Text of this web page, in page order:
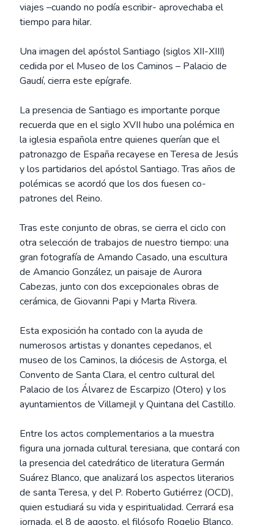
viajes –cuando no podía escribir- aprovechaba el
tiempo para hilar.
Una imagen del apóstol Santiago (siglos XII-XIII)
cedida por el Museo de los Caminos – Palacio de
Gaudí, cierra este epígrafe.
La presencia de Santiago es importante porque
recuerda que en el siglo XVII hubo una polémica en
la iglesia española entre quienes querían que el
patronazgo de España recayese en Teresa de Jesús
y los partidarios del apóstol Santiago. Tras años de
polémicas se acordó que los dos fuesen co-
patrones del Reino.
Tras este conjunto de obras, se cierra el ciclo con
otra selección de trabajos de nuestro tiempo: una
gran fotografía de Amando Casado, una escultura
de Amancio González, un paisaje de Aurora
Cabezas, junto con dos excepcionales obras de
cerámica, de Giovanni Papi y Marta Rivera.
Esta exposición ha contado con la ayuda de
numerosos artistas y donantes cepedanos, el
museo de los Caminos, la diócesis de Astorga, el
Convento de Santa Clara, el centro cultural del
Palacio de los Álvarez de Escarpizo (Otero) y los
ayuntamientos de Villamejil y Quintana del Castillo.
Entre los actos complementarios a la muestra
figura una jornada cultural teresiana, que contará con
la presencia del catedrático de literatura Germán
Suárez Blanco, que analizará los aspectos literarios
de santa Teresa, y del P. Roberto Gutiérrez (OCD),
quien estudiará su vida y espiritualidad. Cerrará esa
jornada, el 8 de agosto, el filósofo Rogelio Blanco.